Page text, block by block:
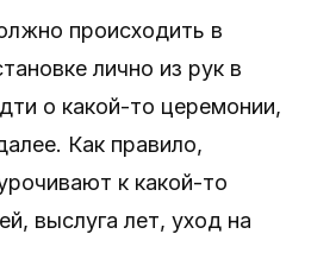
происходить в
лично из рук в
о какой-то церемонии,
Как правило,
к какой-то
выслуга лет, уход на